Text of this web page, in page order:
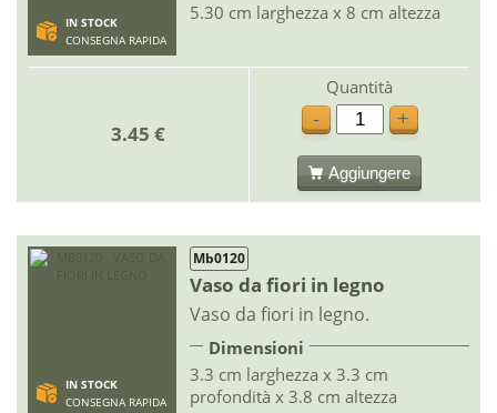
IN STOCK
CONSEGNA RAPIDA
5.30 cm larghezza x 8 cm altezza
3.45 €
Quantità
-
+
Aggiungere
IN STOCK
CONSEGNA RAPIDA
Mb0120
Vaso da fiori in legno
Vaso da fiori in legno.
Dimensioni
3.3 cm larghezza x 3.3 cm
profondità x 3.8 cm altezza